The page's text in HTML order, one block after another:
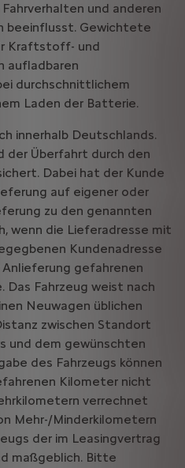
und anderen
beeinflusst. Gewichtete
Kraftstoff- und
aufladbaren
durchschnittlichem
Laden der Batterie.
innerhalb Deutschlands.
der Überfahrt durch den
Dabei hat der Kunde
auf eigener oder
zu den genannten
wenn die Lieferadresse mit
Kundenadresse
gefahrenen
Fahrzeug weist nach
Neuwagen üblichen
zwischen Standort
und dem gewünschten
des Fahrzeugs können
Kilometer nicht
verrechnet
Mehr-/Minderkilometern
der im Leasingvertrag
maßgeblich. Bitte